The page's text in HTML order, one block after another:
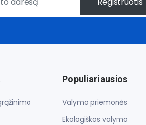
Registruotis
Populiariausios
Valymo priemonės
Ekologiškos valymo